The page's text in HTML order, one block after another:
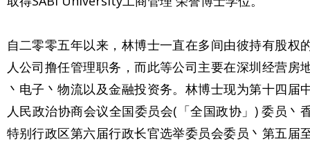
自二零零五年以来，林博士一直在多间由彼持有股权
人公司撸任管理职务，而此等公司主要在深圳经营房
丶电子丶物流以及金融投资务。林博士现为第十四届
人民政治协商会议全国委员会(「全国政协」) 委员丶
特别行政区第六届行政长官选举委员会委员丶第五届